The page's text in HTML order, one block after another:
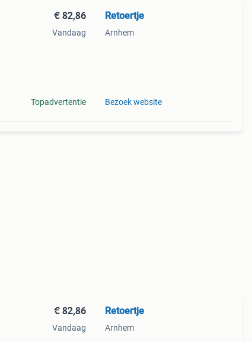
€ 82,86
Vandaag
Topadvertentie
Retoertje
Arnhem
Bezoek website
€ 82,86
Vandaag
Retoertje
Arnhem